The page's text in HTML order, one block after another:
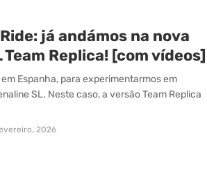
já andámos na nova
Team Replica! [com vídeos]
Espanha, para experimentarmos em
SL. Neste caso, a versão Team Replica
2026